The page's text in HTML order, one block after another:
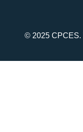
© 2025 CPCES.